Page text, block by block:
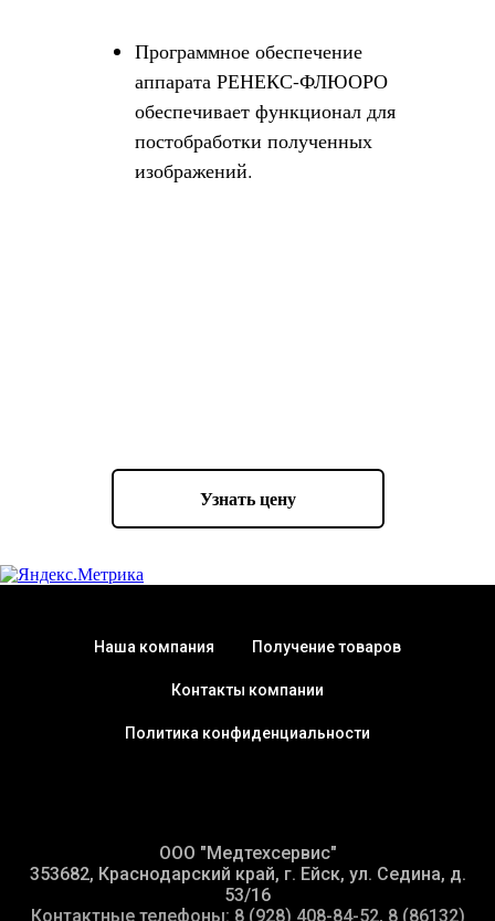
Программное обеспечение
аппарата РЕНЕКС-ФЛЮОРО
обеспечивает функционал для
постобработки полученных
изображений.
ПИТАЮЩЕЕ УТРОЙСТВО
НАПРЯЖЕНИЕ - однофазное 220 В
РЕГУЛИРОВКА НАПРЯЖЕНИЯ -
ФОКУСНЫЕ ПЯТНА - 0,6х0,6 мм и
ДИАФРАГМА
ПОВОРОТ - вокруг вертикальной
Узнать цену
Наша компания Получение товаров
Контакты компании
Политика конфиденциальности
ООО "Медтехсервис"
353682, Краснодарский край, г. Ейск, ул. Седина, д.
53/16
Контактные телефоны: 8 (928) 408-84-52, 8 (86132)